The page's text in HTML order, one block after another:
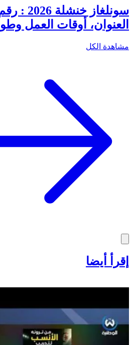
سونلغاز
العنوان، أوقات العمل
مشاهدة الكل
إقرأ أيضا